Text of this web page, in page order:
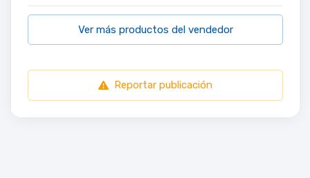
Ver más productos del vendedor
Reportar publicación